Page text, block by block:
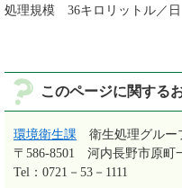
処理規模 36キロリットル／
このページに関する
環境衛生課
衛生処理グルー
〒586-8501
河内長野市原町
Tel：0721－53－1111